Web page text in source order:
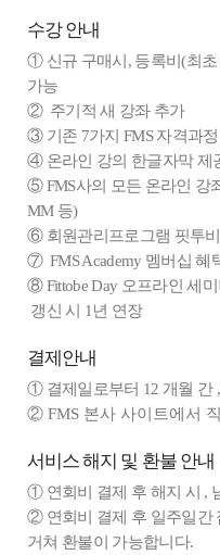
수강 안내
① 신규 구매시, 등록비(최초
가능
② 주기적 새 강좌 추가
③ 기존 7가지 FMS 자격과
④ 온라인 강의 한글자막 제
⑤ FMS사의 모든 온라인 강
MM 등)
⑥ 회원관리프로그램 핏투
⑦ FMS Academy 멤버십 혜
⑧ Fittobe Day 오프라인 세
갱신 시 1년 연장
결제안내
① 결제일로부터 12 개월 간 ,
② FMS 본사 사이트에서
서비스 해지 및 환불 안내
① 연회비 결제 후 해지 시 ,
② 연회비 결제 후 일주일간
거쳐 환불이 가능합니다.